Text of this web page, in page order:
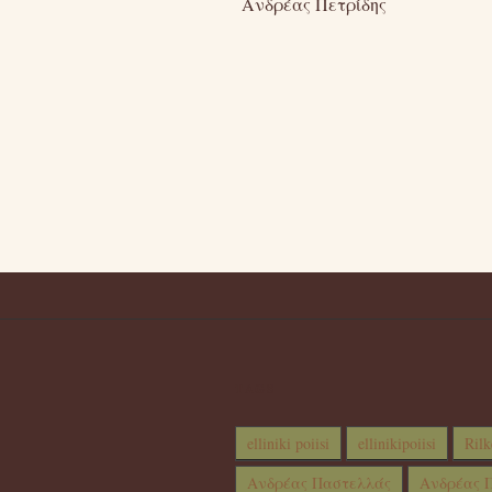
elliniki poiisi ellinikipoiisi
Ανδρέας Παστελλάς
Ανδρέας